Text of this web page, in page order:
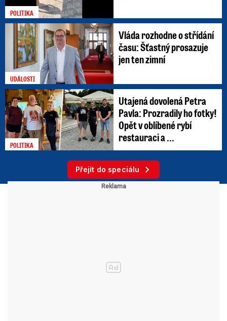
POLITIKA
UDÁLOSTI
Vláda rozhodne o střídání
času: Šťastný prosazuje
jen ten zimní
POLITIKA
Utajená dovolená Petra
Pavla: Prozradily ho fotky!
Opět v oblíbené rybí
restauraci a ...
Přejít do speciálu